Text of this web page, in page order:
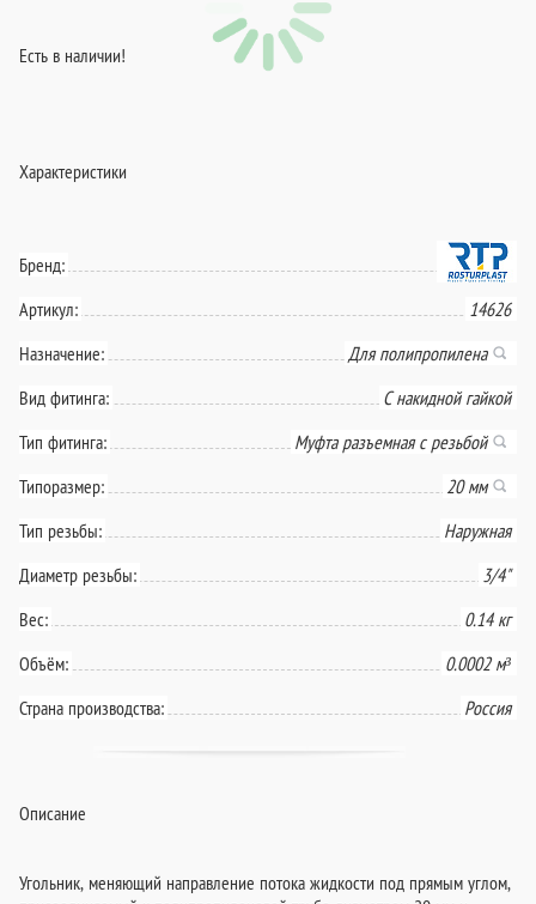
Есть в наличии!
Характеристики
Бренд:
Артикул:
14626
Назначение:
Для полипропилена
Вид фитинга:
С накидной гайкой
Тип фитинга:
Муфта разъемная с резьбой
Типоразмер:
20 мм
Тип резьбы:
Наружная
Диаметр резьбы:
3/4"
Вес:
0.14 кг
Объём:
0.0002 м³
Страна производства:
Россия
Описание
Угольник, меняющий направление потока жидкости под прямым углом,